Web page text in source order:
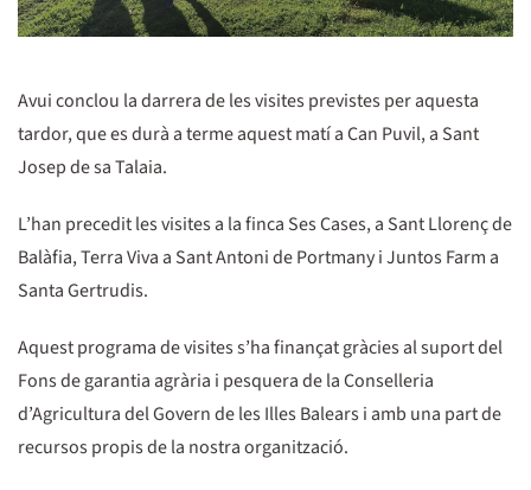
Avui conclou la darrera de les visites previstes per aquesta
tardor, que es durà a terme aquest matí a Can Puvil, a Sant
Josep de sa Talaia.
L’han precedit les visites a la finca Ses Cases, a Sant Llorenç de
Balàfia, Terra Viva a Sant Antoni de Portmany i Juntos Farm a
Santa Gertrudis.
Aquest programa de visites s’ha finançat gràcies al suport del
Fons de garantia agrària i pesquera de la Conselleria
d’Agricultura del Govern de les Illes Balears i amb una part de
recursos propis de la nostra organització.